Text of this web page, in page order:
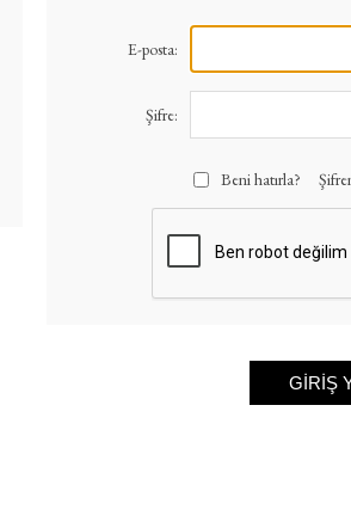
E-posta:
Şifre:
Beni hatırla?
GIRIŞ